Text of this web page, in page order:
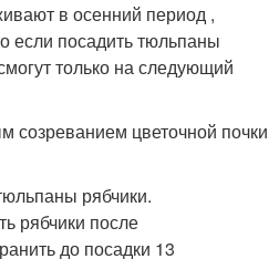
в осенний период ,
если посадить тюльпаны
только на следующий
созреванием цветочной почки